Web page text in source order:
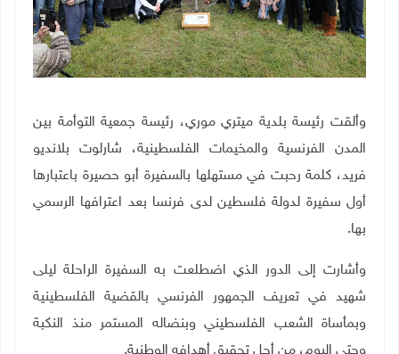
وألقت رئيسة بلدية ميتري موري، رئيسة جمعية التوأمة بين
المدن الفرنسية والمخيمات الفلسطينية، شارلوت بلانديو
فريد، كلمة رحبت في مستهلها بالسفيرة أبو حصيرة باعتبارها
أول سفيرة لدولة فلسطين لدى فرنسا بعد اعترافها الرسمي
بها.
وأشارت إلى الدور الذي اضطلعت به السفيرة الراحلة ليلى
شهيد في تعريف الجمهور الفرنسي بالقضية الفلسطينية
وبمأساة الشعب الفلسطيني وبنضاله المستمر منذ النكبة